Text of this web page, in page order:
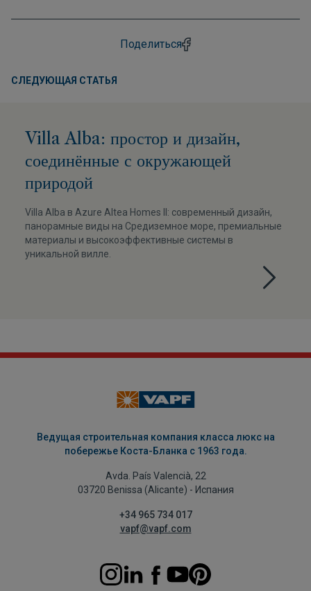
Поделиться
СЛЕДУЮЩАЯ СТАТЬЯ
Villa Alba: простор и дизайн,
соединённые с окружающей
природой
Villa Alba в Azure Altea Homes II: современный дизайн,
панорамные виды на Средиземное море, премиальные
материалы и высокоэффективные системы в
уникальной вилле.
Ведущая строительная компания класса люкс на
побережье Коста-Бланка с 1963 года.
Avda. País Valencià, 22
03720 Benissa (Alicante) - Испания
+34 965 734 017
vapf@vapf.com